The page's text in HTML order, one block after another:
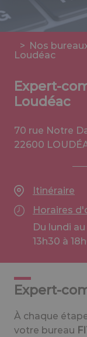
> Nos
Loudéac
Expert-
Loudéac
70 rue Notre
22600
Itinéraire
Horaires
Du lundi
13h30 à
Expert-
À chaque
votre bureau